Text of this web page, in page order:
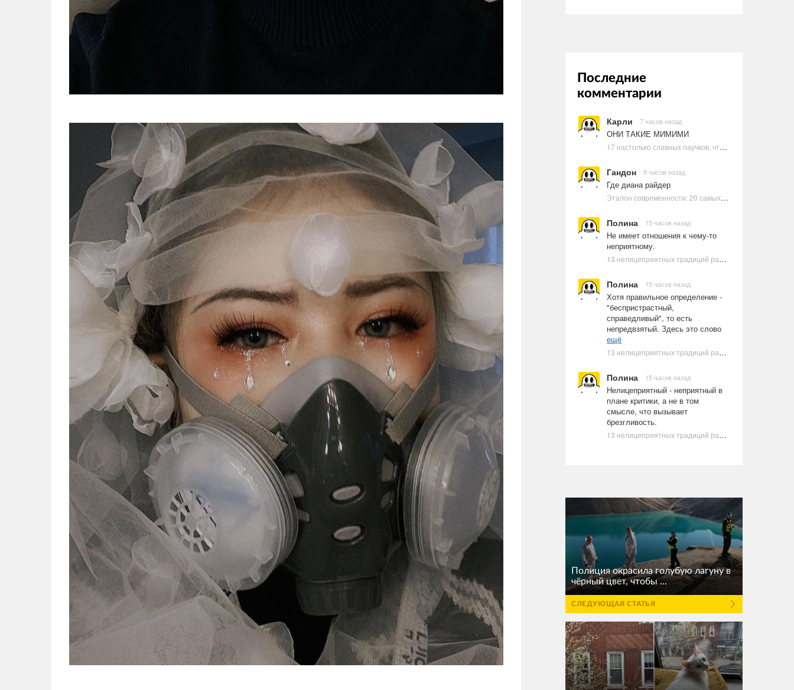
Последние
комментарии
Карли 7 часов назад
ОНИ ТАКИЕ МИМИМИ
17 настолько славных паучков, что даже у арахнофобов появится желание их погладить
Гандон 9 часов назад
Где диана райдер
Эталон современности: 20 самых красивых и привлекательных актрис Голливуда, по мнению Google | Ультрамарин
Полина 15 часов назад
Не имеет отношения к чему-то
неприятному.
13 нелицеприятных традиций разных стран, которые могут шокировать неподготовленного человека
Полина 15 часов назад
Хотя правильное определение -
"беспристрастный,
справедливый", то есть
непредвзятый. Здесь это слово
ещё
13 нелицеприятных традиций разных стран, которые могут шокировать неподготовленного человека
Полина 15 часов назад
Нелицеприятный - неприятный в
плане критики, а не в том
смысле, что вызывает
брезгливость.
13 нелицеприятных традиций разных стран, которые могут шокировать неподготовленного человека
Полиция окрасила голубую лагуну в
чёрный цвет, чтобы ...
СЛЕДУЮЩАЯ СТАТЬЯ